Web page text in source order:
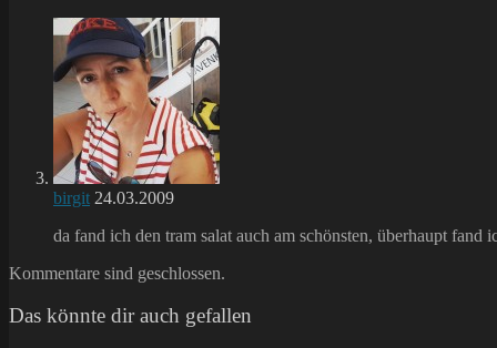
birgit 24.03.2009
da fand ich den tram salat auch am schönsten, überhaupt
Kommentare sind geschlossen.
Das könnte dir auch gefallen